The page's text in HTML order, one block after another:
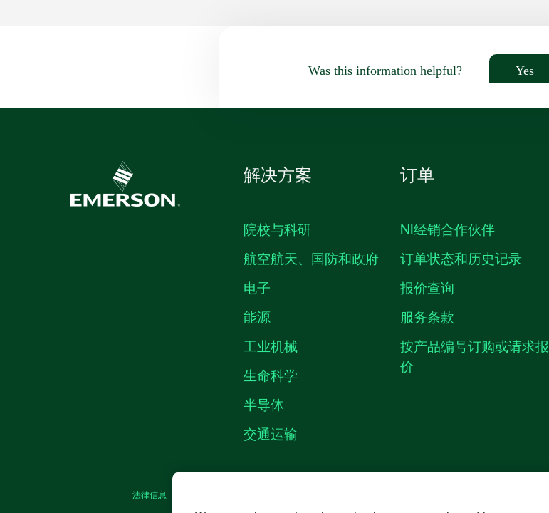
Was this information helpful? Yes
解决方案
院校与科研
航空航天、国防和政府
电子
能源
工业机械
生命科学
半导体
交通运输
订单
NI经销合作伙伴
订单状态和历史记录
报价查询
服务条款
按产品编号订购或请求报
价
法律信息